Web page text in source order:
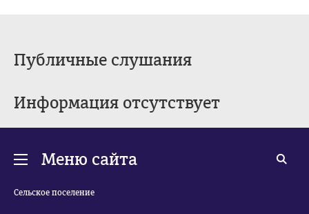
Публичные слушания
Информация отсутствует
Меню сайта
Сельское поселение